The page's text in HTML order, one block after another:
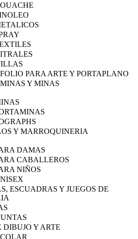
PARA ARTE Y PORTAPLANO
Y MINAS
Y MARROQUINERIA
DAMAS
CABALLEROS
NIÑOS
ESCUADRAS Y JUEGOS DE
DIBUJO Y ARTE